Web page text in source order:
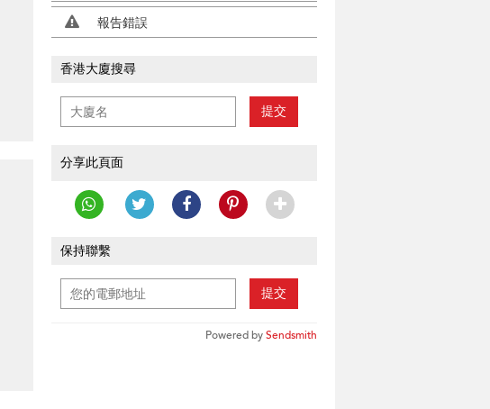
報告錯誤
香港大廈搜尋
提交
分享此頁面
保持聯繫
提交
Powered bySendsmith